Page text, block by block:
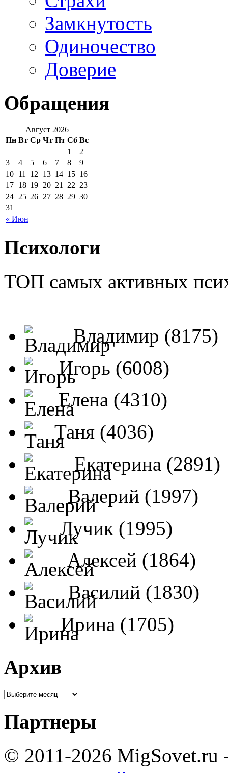
Замкнутость
Одиночество
Доверие
Обращения
Август 2026
Пн Вт Ср Чт Пт Сб Вс
« Июн
1
2
3
4 5 6 7 8
9
10 11 12 13 14 15 16
17 18 19 20 21 22 23
24 25 26 27 28 29 30
31
Психологи
ТОП самых активных
Владимир (8175)
Игорь (6008)
Елена (4310)
Таня (4036)
Екатерина (2891)
Валерий (1997)
Лучик (1995)
Алексей (1864)
Василий (1830)
Ирина (1705)
Архив
Партнеры
© 2011-2026 MigSovet.ru